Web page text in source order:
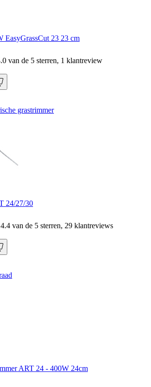
EasyGrassCut 23 23 cm
van de 5 sterren, 1 klantreview
grastrimmer
24/27/30
van de 5 sterren, 29 klantreviews
ART 24 - 400W 24cm